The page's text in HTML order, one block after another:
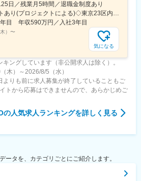
日／残業月5時間／退職金制度あり
◇転勤なし・リモートあり(プロジェクトによる)◇東京23区内を中心としたプロジェクト先▽勤務エリア・東京都内を中心とした一都三県・東京23区内のプロジェクトが中心・プロジェクトによりリモートワークあり・千葉、埼玉、神奈川にも案件あり。強制はなし。■東京本社／東京都千代田区神田小川町1-5-1 神田御幸ビル8F
目 年収590万円／入社3年目
） 〜
気になる
ングしています（非公開求人は除く）。
木）～2026/8/5（水）
よりも前に求人募集が終了していることもご
トから応募はできませんので、あらかじめご
の人気求人ランキングを詳しく見る
ータを、カテゴリごとにご紹介します。